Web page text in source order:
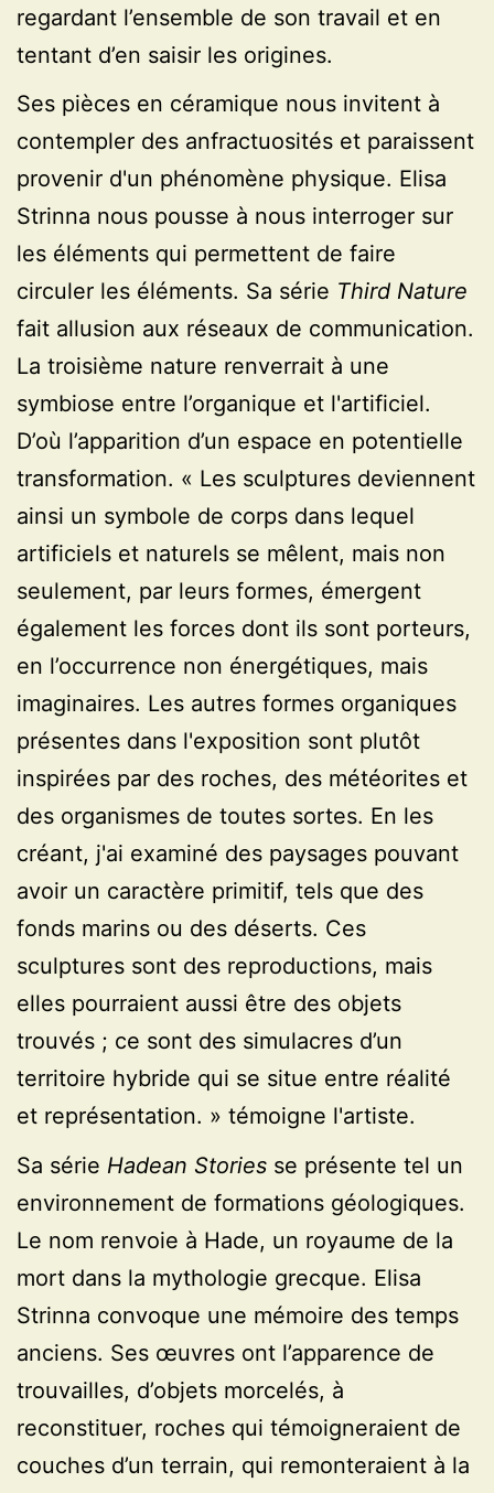
regardant l’ensemble de son travail et en
tentant d’en saisir les origines.
Ses pièces en céramique nous invitent à
contempler des anfractuosités et paraissent
provenir d'un phénomène physique. Elisa
Strinna nous pousse à nous interroger sur
les éléments qui permettent de faire
circuler les éléments. Sa série Third Nature
fait allusion aux réseaux de communication.
La troisième nature renverrait à une
symbiose entre l’organique et l'artificiel.
D’où l’apparition d’un espace en potentielle
transformation. « Les sculptures deviennent
ainsi un symbole de corps dans lequel
artificiels et naturels se mêlent, mais non
seulement, par leurs formes, émergent
également les forces dont ils sont porteurs,
en l’occurrence non énergétiques, mais
imaginaires. Les autres formes organiques
présentes dans l'exposition sont plutôt
inspirées par des roches, des météorites et
des organismes de toutes sortes. En les
créant, j'ai examiné des paysages pouvant
avoir un caractère primitif, tels que des
fonds marins ou des déserts. Ces
sculptures sont des reproductions, mais
elles pourraient aussi être des objets
trouvés ; ce sont des simulacres d’un
territoire hybride qui se situe entre réalité
et représentation. » témoigne l'artiste.
Sa série Hadean Stories se présente tel un
environnement de formations géologiques.
Le nom renvoie à Hade, un royaume de la
mort dans la mythologie grecque. Elisa
Strinna convoque une mémoire des temps
anciens. Ses œuvres ont l’apparence de
trouvailles, d’objets morcelés, à
reconstituer, roches qui témoigneraient de
couches d’un terrain, qui remonteraient à la